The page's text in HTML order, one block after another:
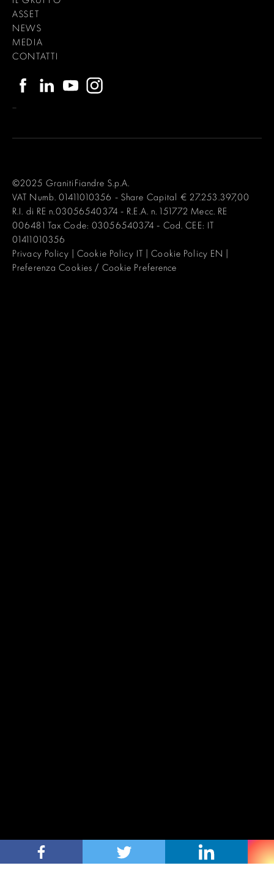
ASSET
NEWS
MEDIA
CONTATTI
–
©2025 GranitiFiandre S.p.A.
VAT Numb. 01411010356 - Share Capital € 27.253.397,00
R.I. di RE n.03056540374 - R.E.A. n. 151772 Mecc. RE
006481 Tax Code: 03056540374 - Cod. CEE: IT
01411010356
Privacy Policy |Cookie Policy IT |Cookie Policy EN |
Preferenza Cookies / Cookie Preference